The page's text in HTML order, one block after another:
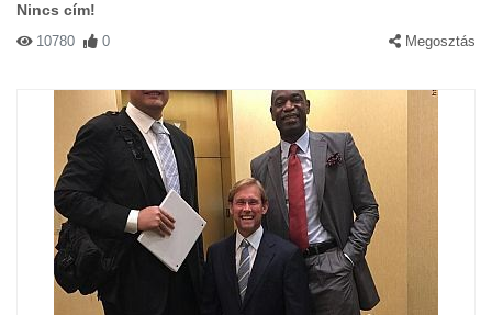
Nincs cím!
10780 0 Megosztás